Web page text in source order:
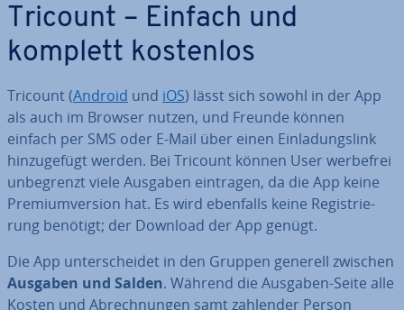
Tricount – Einfach und
komplett kostenlos
Tricount (Android und iOS) lässt sich sowohl in der App
als auch im Browser nutzen, und Freunde können
einfach per SMS oder E-Mail über einen Ein­la­dungs­link
hin­zu­ge­fügt werden. Bei Tricount können User werbefrei
un­be­grenzt viele Ausgaben eintragen, da die App keine
Pre­mi­um­ver­si­on hat. Es wird ebenfalls keine Re­gis­trie­
rung benötigt; der Download der App genügt.
Die App un­ter­schei­det in den Gruppen generell zwischen
Ausgaben und Salden. Während die Ausgaben-Seite alle
Kosten und Ab­rech­nun­gen samt zahlender Person